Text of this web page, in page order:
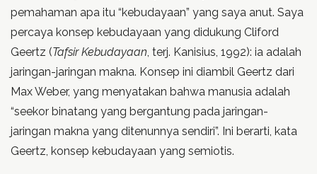
pemahaman apa itu “kebudayaan” yang saya anut. Saya
percaya konsep kebudayaan yang didukung Cliford
Geertz (Tafsir Kebudayaan , terj. Kanisius, 1992): ia adalah
jaringan-jaringan makna. Konsep ini diambil Geertz dari
Max Weber, yang menyatakan bahwa manusia adalah
“seekor binatang yang bergantung pada jaringan-
jaringan makna yang ditenunnya sendiri”. Ini berarti, kata
Geertz, konsep kebudayaan yang semiotis.